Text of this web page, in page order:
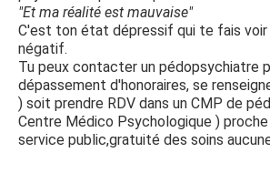
"Et ma réalité est mauvaise"
C'est ton état dépressif qui te fais voir
négatif.
Tu peux contacter un pédopsychiatre
dépassement d'honoraires, se
) soit prendre RDV dans un CMP de
Centre Médico Psychologique )
service public,gratuité des soins